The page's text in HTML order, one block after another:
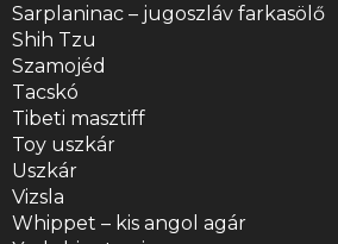
Sarplaninac – jugoszláv farkasölő
Shih Tzu
Szamojéd
Tacskó
Tibeti masztiff
Toy uszkár
Uszkár
Vizsla
Whippet – kis angol agár